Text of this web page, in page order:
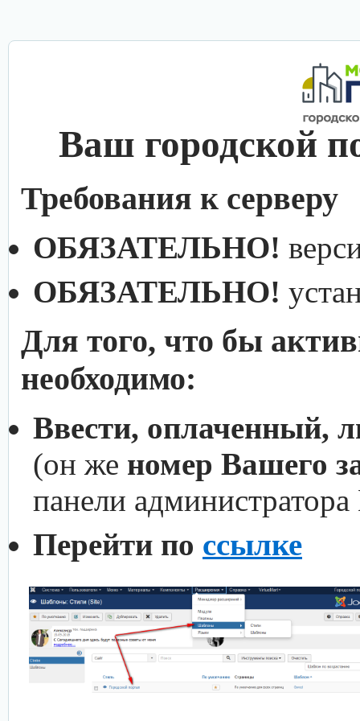
Ваш городской
Требования к серверу
ОБЯЗАТЕЛЬНО!
ОБЯЗАТЕЛЬНО!
Для того, что бы
необходимо:
Ввести, оплаченный,
(он же номер Вашего
панели
Перейти по ссылке